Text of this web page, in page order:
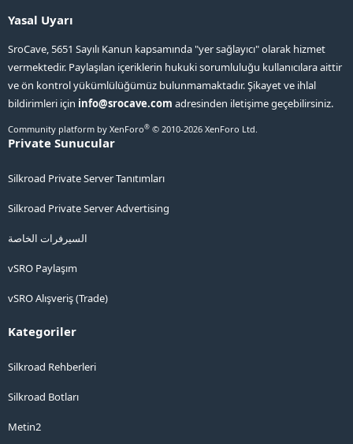
Yasal Uyarı
SroCave, 5651 Sayılı Kanun kapsamında "yer sağlayıcı" olarak hizmet
vermektedir. Paylaşılan içeriklerin hukuki sorumluluğu kullanıcılara aittir
ve ön kontrol yükümlülüğümüz bulunmamaktadır. Şikayet ve ihlal
bildirimleri için info@srocave.com adresinden iletişime geçebilirsiniz.
Community platform by XenForo® © 2010-2026 XenForo Ltd.
Private Sunucular
Silkroad Private Server Tanıtımları
Silkroad Private Server Advertising
السيرفرات الخاصة
vSRO Paylaşım
vSRO Alışveriş (Trade)
Kategoriler
Silkroad Rehberleri
Silkroad Botları
Metin2